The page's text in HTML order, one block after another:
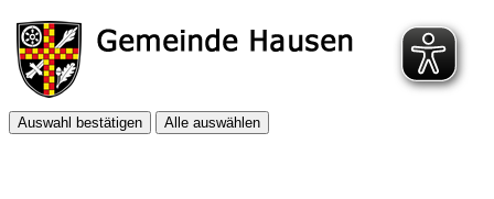
Auswahl bestätigen Alle auswählen